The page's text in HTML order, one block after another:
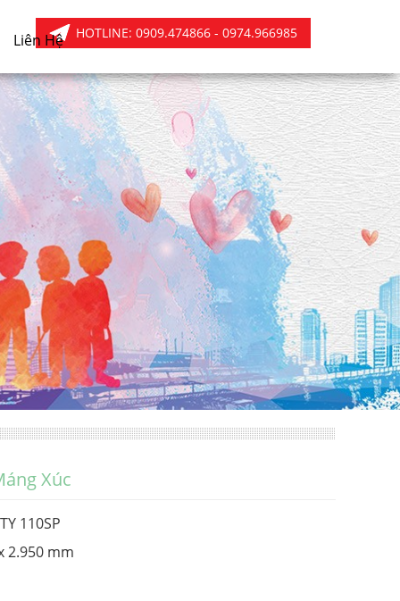
HOTLINE: 0909.474866 - 0974.966985
Liên Hệ
Xúc
110SP
2.950 mm